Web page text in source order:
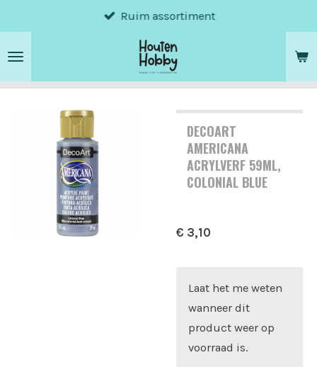
direct
naar
Ruim assortiment
DECOART
AMERICANA
ACRYLVERF 59ML,
COLONIAL BLUE
€ 3,10
Laat het me weten
wanneer dit
product weer op
voorraad is.